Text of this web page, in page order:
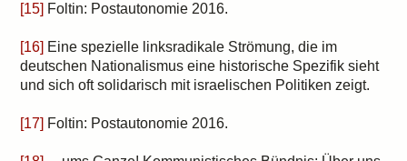
[15] Foltin: Postautonomie 2016.
[16] Eine spezielle linksradikale Strömung, die im
deutschen Nationalismus eine historische Spezifik sieht
und sich oft solidarisch mit israelischen Politiken zeigt.
[17] Foltin: Postautonomie 2016.